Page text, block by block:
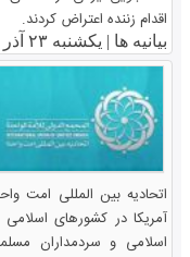
اقدام زننده اعتراض کردند.
بیانیه ها | یکشنبه ۲۳ آذر ۱۳۹۳
اتحادیه بین المللی امت
آمریکا در کشورهای اسلامی
اسلامی و سردمداران